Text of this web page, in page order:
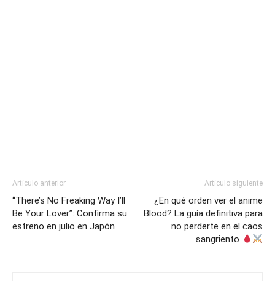
Artículo anterior
“There’s No Freaking Way I’ll
Be Your Lover”: Confirma su
estreno en julio en Japón
Artículo siguiente
¿En qué orden ver el anime
Blood? La guía definitiva para
no perderte en el caos
sangriento